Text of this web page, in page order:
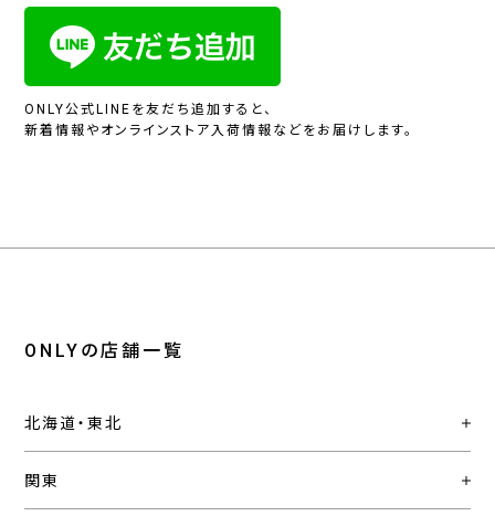
ONLY公式LINEを友だち追加すると、
新着情報やオンラインストア入荷情報などをお届けします。
ONLYの店舗一覧
北海道・東北
関東